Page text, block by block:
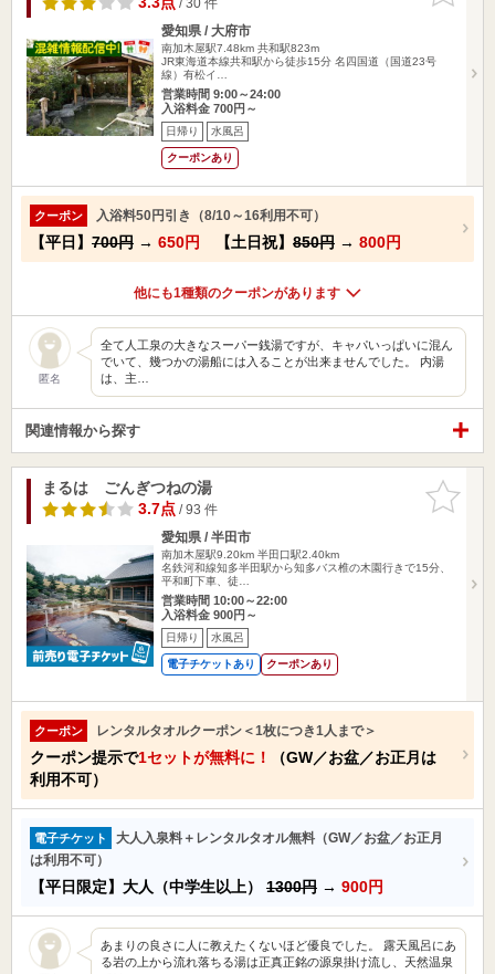
愛知県 / 大府市
南加木屋駅7.48km 共和駅823m
JR東海道本線共和駅から徒歩15分 名四国道（国道23号
線）有松イ…
営業時間 9:00～24:00
入浴料金 700円～
日帰り 水風呂
クーポンあり
クーポン 入浴料50円引き（8/10～16利用不可）
【平日】 700円 → 650円 【土日祝】 850円 → 800円
他にも1種類のクーポンがあります
匿名
全て人工泉の大きなスーパー銭湯ですが、キャパいっぱいに混ん
でいて、幾つかの湯船には入ることが出来ませんでした。 内湯
は、主…
関連情報から探す
お気に入
りに追加
まるは ごんぎつねの湯
3.7点/ 93 件
愛知県 / 半田市
南加木屋駅9.20km 半田口駅2.40km
名鉄河和線知多半田駅から知多バス椎の木園行きで15分、
平和町下車、徒…
営業時間 10:00～22:00
入浴料金 900円～
日帰り 水風呂
電子チケットあり クーポンあり
クーポン レンタルタオルクーポン＜1枚につき1人まで＞
クーポン提示で1セットが無料に！
（GW／お盆／お正月は
利用不可）
電子チケット
大人入泉料＋レンタルタオル無料（GW／お盆／お正月
は利用不可）
【平日限定】大人（中学生以上） 1300円 → 900円
あまりの良さに人に教えたくないほど優良でした。 露天風呂にあ
る岩の上から流れ落ちる湯は正真正銘の源泉掛け流し、天然温泉